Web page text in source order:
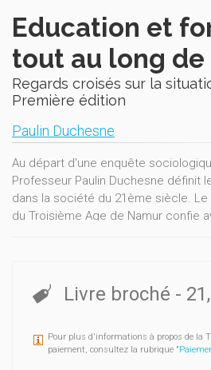
Education et
tout au long de
Regards croisés sur la
Première édition
Paulin Duchesne
Au départ d'une enquête
Professeur Paulin Duchesne définit
dans la société du 21ème siècle.
du Troisième Age de Namur confie
est l’œuvre d’un visionnaire; une
Livre broché -
Pour plus d'informations à propos de la
paiement, consultez la rubrique "